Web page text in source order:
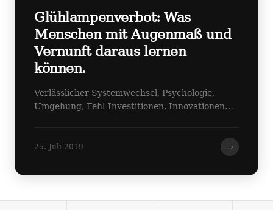
Glühlampenverbot: Was
Menschen mit Augenmaß und
Vernunft daraus lernen
können.
Verlässlicher Systemwechsel, Psychologie,
Umgehung, Fehl-Investitionen, Innovationen…
25. Juli 2019 →